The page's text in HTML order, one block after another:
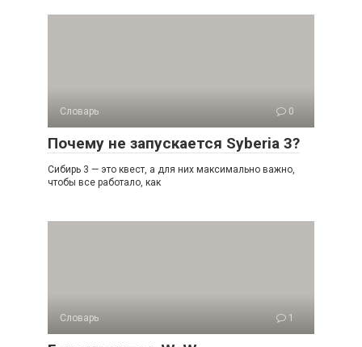
Словарь 0
Почему не запускается Syberia 3?
Сибирь 3 — это квест, а для них максимально важно,
чтобы все работало, как
Словарь 1